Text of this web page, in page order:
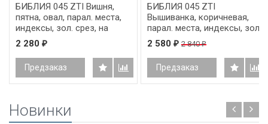
БИБЛИЯ 045 ZTI Вишня,
пятна, овал, парал. места,
индексы, зол. срез, на
молнии /130x185/
2 280 ₽
Предзаказ
БИБЛИЯ 045 ZTI
Вышиванка, коричневая,
парал. места, индексы, зол.
срез, на молнии /130x185/
2 580 ₽ 2 840₽
Предзаказ
Новинки